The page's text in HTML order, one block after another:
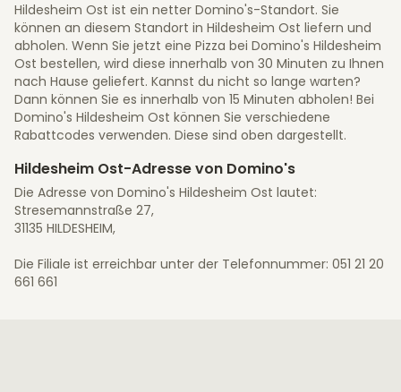
Hildesheim Ost ist ein netter Domino's-Standort. Sie
können an diesem Standort in Hildesheim Ost liefern und
abholen. Wenn Sie jetzt eine Pizza bei Domino's Hildesheim
Ost bestellen, wird diese innerhalb von 30 Minuten zu Ihnen
nach Hause geliefert. Kannst du nicht so lange warten?
Dann können Sie es innerhalb von 15 Minuten abholen! Bei
Domino's Hildesheim Ost können Sie verschiedene
Rabattcodes verwenden. Diese sind oben dargestellt.
Hildesheim Ost-Adresse von Domino's
Die Adresse von Domino's Hildesheim Ost lautet:
Stresemannstraße 27,
31135 HILDESHEIM,
Die Filiale ist erreichbar unter der Telefonnummer: 051 21 20
661 661